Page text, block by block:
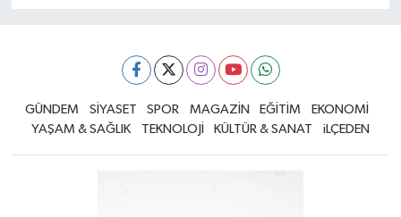
GÜNDEM SİYASET SPOR MAGAZİN EĞİTİM
EKONOMİ
YAŞAM & SAĞLIK
TEKNOLOJİ KÜLTÜR & SANAT iLÇEDEN